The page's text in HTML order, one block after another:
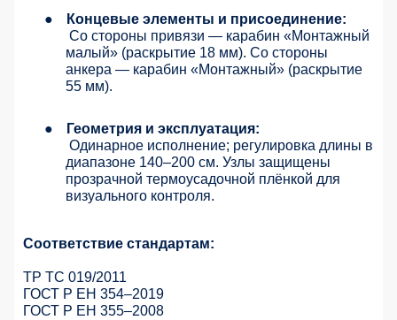
●
Концевые элементы и присоединение:
Со стороны привязи — карабин «Монтажный
малый» (раскрытие 18 мм). Со стороны
анкера — карабин «Монтажный» (раскрытие
55 мм).
●
Геометрия и эксплуатация:
Одинарное исполнение; регулировка длины в
диапазоне 140–200 см. Узлы защищены
прозрачной термоусадочной плёнкой для
визуального контроля.
Соответствие стандартам:
ТР ТС 019/2011
ГОСТ Р ЕН 354–2019
ГОСТ Р ЕН 355–2008